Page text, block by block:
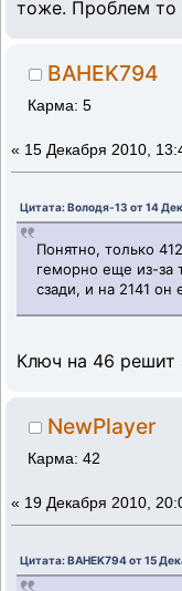
тоже. Проблем то
BAHEK794
Карма: 5
« 15 Декабря 2010,
Цитата: Володя-13 от 14
Понятно, только
геморно еще из-за
сзади, и на 2141 он
Ключ на 46
NewPlayer
Карма: 42
« 19 Декабря 2010,
Цитата: BAHEK794 от 15